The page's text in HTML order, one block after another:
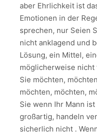
aber Ehrlichkeit ist
Emotionen in der
sprechen, nur Seien
nicht anklagend und
Lösung, ein Mittel,
möglicherweise nicht
Sie möchten,
möchten, möchten,
Sie wenn Ihr Mann
großartig, handeln
sicherlich nicht .